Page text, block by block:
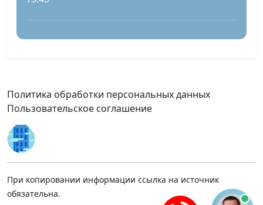
Политика обработки персональных данных
Пользовательское соглашение
При копировании информации ссылка на источник
обязательна.